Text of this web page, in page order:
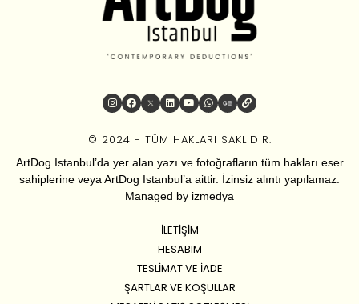
© 2024 - TÜM HAKLARI SAKLIDIR.
ArtDog Istanbul’da yer alan yazı ve fotoğrafların tüm hakları eser
sahiplerine veya ArtDog Istanbul’a aittir. İzinsiz alıntı yapılamaz.
Managed by izmedya
İLETIŞIM
HESABIM
TESLIMAT VE İADE
ŞARTLAR VE KOŞULLAR